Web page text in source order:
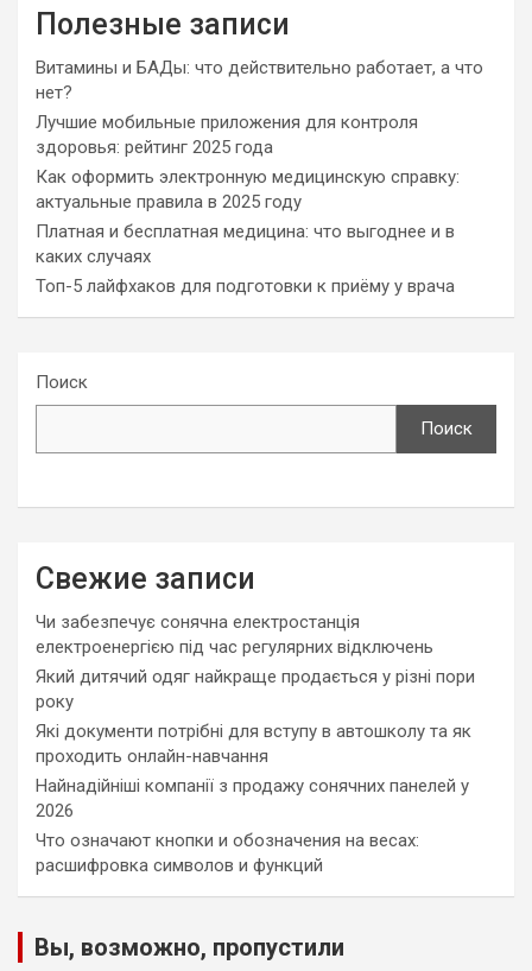
Полезные записи
Витамины и БАДы: что действительно работает, а что
нет?
Лучшие мобильные приложения для контроля
здоровья: рейтинг 2025 года
Как оформить электронную медицинскую справку:
актуальные правила в 2025 году
Платная и бесплатная медицина: что выгоднее и в
каких случаях
Топ-5 лайфхаков для подготовки к приёму у врача
Поиск
Поиск
Свежие записи
Чи забезпечує сонячна електростанція
електроенергією під час регулярних відключень
Який дитячий одяг найкраще продається у різні пори
року
Які документи потрібні для вступу в автошколу та як
проходить онлайн-навчання
Найнадійніші компанії з продажу сонячних панелей у
2026
Что означают кнопки и обозначения на весах:
расшифровка символов и функций
Вы, возможно, пропустили